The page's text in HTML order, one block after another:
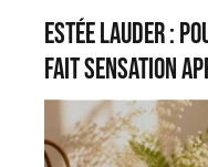
Estée Lauder :
fait sensation